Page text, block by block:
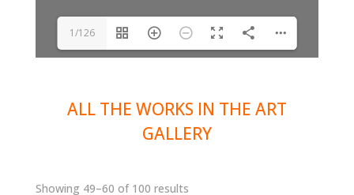
1/126
ALL THE WORKS IN THE ART
GALLERY
Showing 49–60 of 100 results